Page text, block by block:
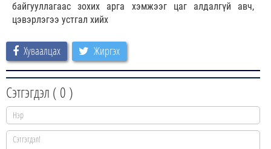
байгууллагаас зохих арга хэмжээг цаг алдалгүй авч,
цэвэрлэгээ устгал хийх
Хуваалцах Жиргэх
Сэтгэгдэл ( 0 )